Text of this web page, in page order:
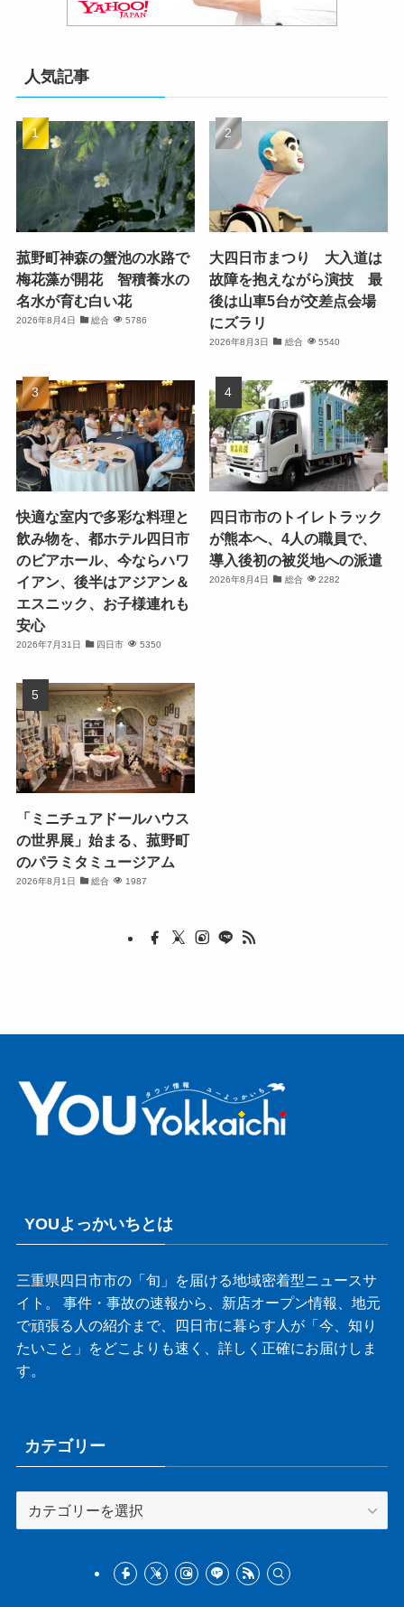
人気記事
菰野町神森の蟹池の水路で
梅花藻が開花 智積養水の
名水が育む白い花
2026年8月4日 総合 5786
大四日市まつり 大入道は
故障を抱えながら演技 最
後は山車5台が交差点会場
にズラリ
2026年8月3日 総合 5540
快適な室内で多彩な料理と
飲み物を、都ホテル四日市
のビアホール、今ならハワ
イアン、後半はアジアン＆
エスニック、お子様連れも
安心
2026年7月31日 四日市 5350
四日市市のトイレトラック
が熊本へ、4人の職員で、
導入後初の被災地への派遣
2026年8月4日 総合 2282
「ミニチュアドールハウス
の世界展」始まる、菰野町
のパラミタミュージアム
2026年8月1日 総合 1987
YOUよっかいちとは
三重県四日市市の「旬」を届ける地域密着型ニュースサ
イト。 事件・事故の速報から、新店オープン情報、地元
で頑張る人の紹介まで、四日市に暮らす人が「今、知り
たいこと」をどこよりも速く、詳しく正確にお届けしま
す。
カテゴリー
テ